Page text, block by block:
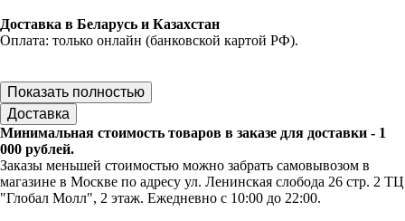
Доставка в Беларусь и Казахстан
Оплата: только онлайн (банковской картой РФ).
Показать полностью
Доставка
Минимальная стоимость товаров в заказе для доставки - 1
000 рублей.
Заказы меньшей стоимостью можно забрать самовывозом в
магазине в Москве по адресу ул. Ленинская слобода 26 стр. 2 ТЦ
"Глобал Молл", 2 этаж. Ежедневно с 10:00 до 22:00.